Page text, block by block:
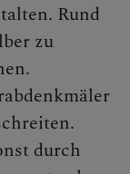
Rund
zu
durch